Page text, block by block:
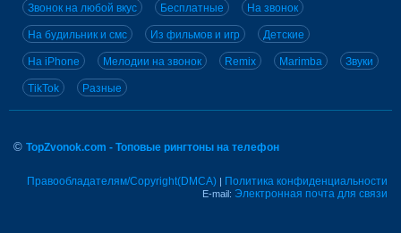
Звонок на любой вкус Бесплатные На звонок
На будильник и смс Из фильмов и игр Детские
На iPhone Мелодии на звонок Remix Marimba Звуки
TikTok Разные
© TopZvonok.com - Топовые рингтоны на телефон
Правообладателям/Copyright(DMCA) | Политика конфиденциальности
E-mail: Электронная почта для связи